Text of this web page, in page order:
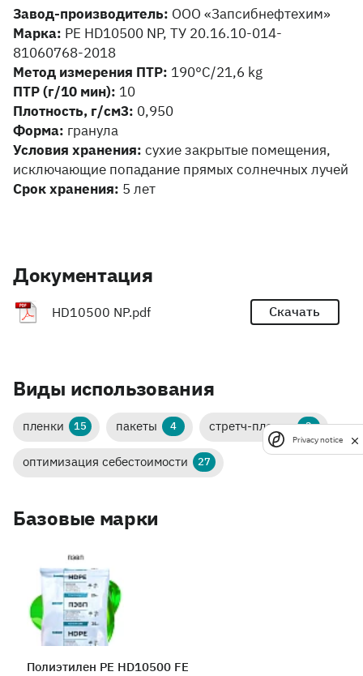
Завод-производитель: ООО «Запсибнефтехим»
Марка: PE HD10500 NP, ТУ 20.16.10-014-
81060768-2018
Метод измерения ПТР: 190°C/21,6 kg
ПТР (г/10 мин): 10
Плотность, г/см3: 0,950
Форма: гранула
Условия хранения: сухие закрытые помещения,
исключающие попадание прямых солнечных лучей
Срок хранения: 5 лет
Документация
HD10500 NP.pdf Скачать
Виды использования
пленки 15 пакеты 4 стретч-пленка 3
оптимизация себестоимости 27
Базовые марки
Полиэтилен PE HD10500 FE
Privacy notice